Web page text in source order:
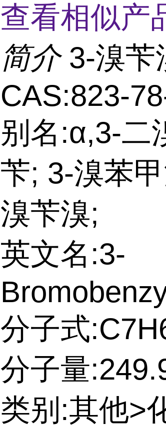
查看相似产
简介 3-溴苄
CAS:823-
别名:α,3-二
苄; 3-溴苯
溴苄溴;
英文名:3-
分子式
分子量
类别:其他>